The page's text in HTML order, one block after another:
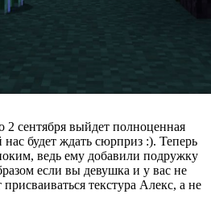
2 сентября выйдет полноценная
будет ждать сюрприз :). Теперь
ведь ему добавили подружку
если вы девушка и у вас не
текстура Алекс, а не